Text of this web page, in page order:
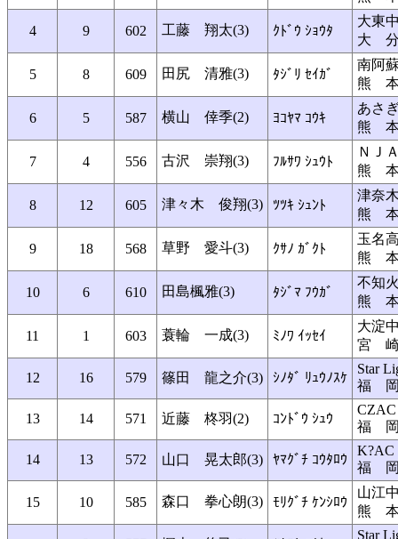
4 9 602 工藤 翔太(3) ｸﾄﾞｳ ｼｮｳﾀ
大東
大
5 8 609 田尻 清雅(3) ﾀｼﾞﾘ ｾｲｶﾞ
南阿
熊
6 5 587 横山 倖季(2) ﾖｺﾔﾏ ｺｳｷ
あさ
熊
7 4 556 古沢 崇翔(3) ﾌﾙｻﾜ ｼｭｳﾄ
ＮＪ
熊
8 12 605 津々木 俊翔(3) ﾂﾂｷ ｼｭﾝﾄ
津奈
熊
9 18 568 草野 愛斗(3) ｸｻﾉ ｶﾞｸﾄ
玉名
熊
10 6 610 田島楓雅(3) ﾀｼﾞﾏ ﾌｳｶﾞ
不知
熊
11 1 603 蓑輪 一成(3) ﾐﾉﾜ ｲｯｾｲ
大淀
宮
12 16 579 篠田 龍之介(3) ｼﾉﾀﾞ ﾘｭｳﾉｽｹ
Star
福
13 14 571 近藤 柊羽(2) ｺﾝﾄﾞｳ ｼｭｳ
CZAC
福
14 13 572 山口 晃太郎(3) ﾔﾏｸﾞﾁ ｺｳﾀﾛｳ
K?AC
福
15 10 585 森口 拳心朗(3) ﾓﾘｸﾞﾁ ｹﾝｼﾛｳ
山江
熊
Star